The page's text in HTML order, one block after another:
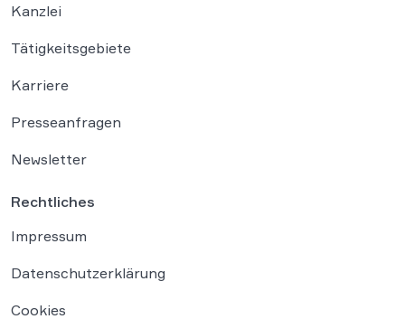
Kanzlei
Tätigkeitsgebiete
Karriere
Presseanfragen
Newsletter
Rechtliches
Impressum
Datenschutzerklärung
Cookies